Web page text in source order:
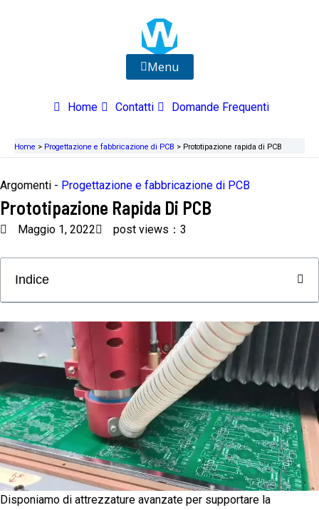
Menu
Home Contatti Domande Frequenti
Home > Progettazione e fabbricazione di PCB > Prototipazione rapida di PCB
Argomenti - Progettazione e fabbricazione di PCB
Prototipazione Rapida Di PCB
Maggio 1, 2022 post views：3
Indice
Disponiamo di attrezzature avanzate per supportare la